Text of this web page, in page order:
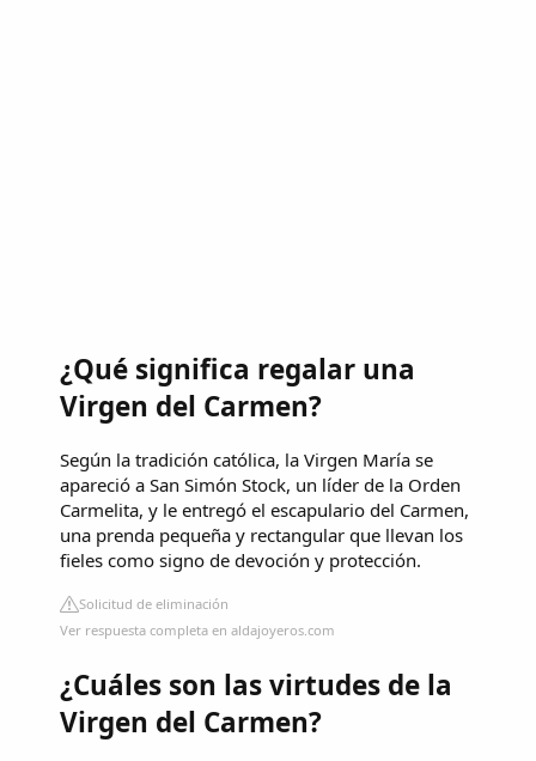
¿Qué significa regalar una
Virgen del Carmen?
Según la tradición católica, la Virgen María se
apareció a San Simón Stock, un líder de la Orden
Carmelita, y le entregó el escapulario del Carmen,
una prenda pequeña y rectangular que llevan los
fieles como signo de devoción y protección.
Solicitud de eliminación
Ver respuesta completa en aldajoyeros.com
¿Cuáles son las virtudes de la
Virgen del Carmen?